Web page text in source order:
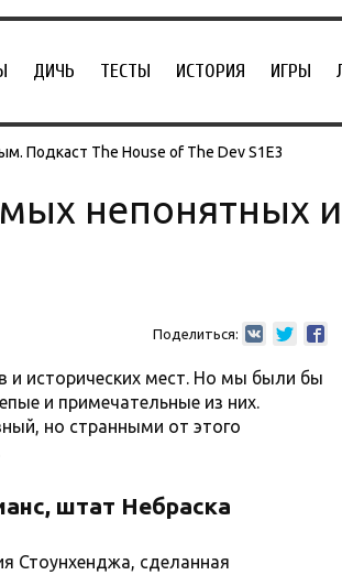
ДИЧЬ ТЕСТЫ ИСТОРИЯ ИГРЫ
Подкаст The House of The Dev S1E3
непонятных
Поделиться:
исторических мест. Но мы были бы
и примечательные из них.
но странными от этого
штат Небраска
Стоунхенджа, сделанная